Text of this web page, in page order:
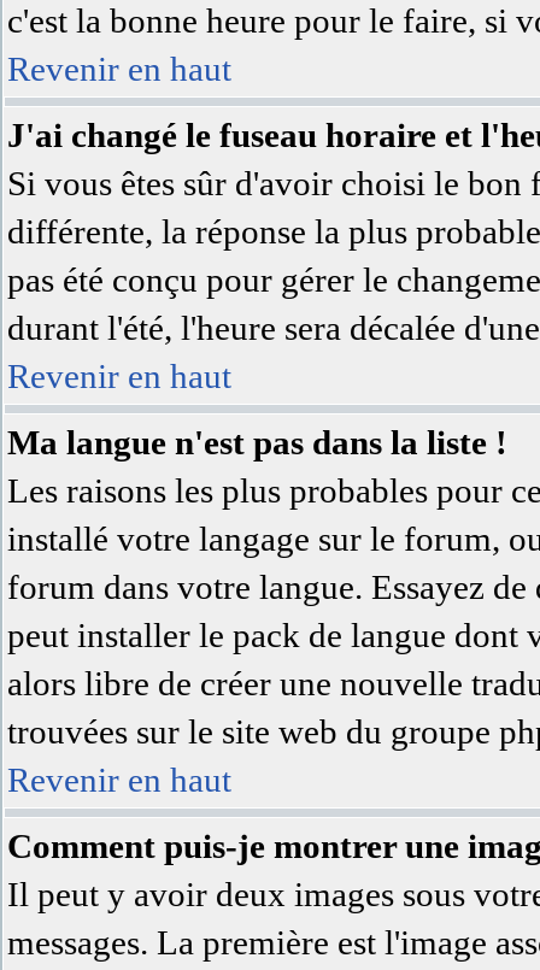
c'est la bonne heure pour le faire, si
Revenir en haut
J'ai changé le fuseau horaire et
Si vous êtes sûr d'avoir choisi le bon
différente, la réponse la plus
pas été conçu pour gérer le
durant l'été, l'heure sera décalée
Revenir en haut
Ma langue n'est pas dans la liste !
Les raisons les plus probables pour
installé votre langage sur le forum,
forum dans votre langue. Essayez
peut installer le pack de langue dont
alors libre de créer une nouvelle
trouvées sur le site web du groupe
Revenir en haut
Comment puis-je montrer une
Il peut y avoir deux images sous
messages. La première est l'image